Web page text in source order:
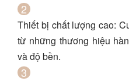
Thiết bị chất lượng cao:
từ những thương hiệu
và độ bền.